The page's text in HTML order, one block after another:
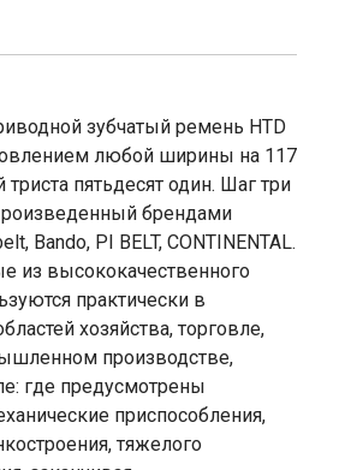
зубчатый ремень HTD
любой ширины на 117
пятьдесят один. Шаг три
брендами
Bando, PI BELT, CONTINENTAL.
из высококачественного
практически в
хозяйства, торговле,
производстве,
где предусмотрены
приспособления,
тяжелого